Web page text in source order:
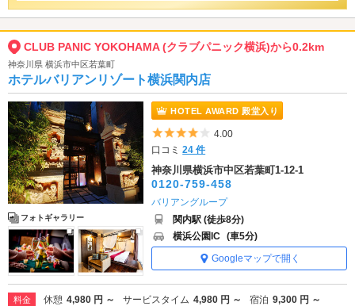
CLUB PANIC YOKOHAMA (クラブパニック横浜)から0.2km
神奈川県 横浜市中区若葉町
ホテルバリアンリゾート横浜関内店
フォトギャラリー
HOTEL AWARD 殿堂入り
5つ星のうち4
4.00
口コミ24 件
神奈川県横浜市中区若葉町1-12-1
0120-759-458
バリアングループ
関内駅 (徒歩8分)
横浜公園IC (車5分)
Googleマップで開く
料金 休憩 4,980 円 ～ サービスタイム 4,980 円 ～ 宿泊 9,300 円 ～